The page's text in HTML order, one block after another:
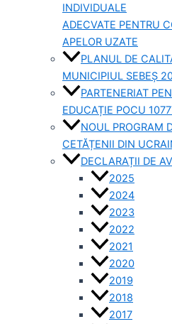
INDIVIDUALE
ADECVATE PENTRU
APELOR UZATE
PLANUL DE
MUNICIPIUL SEBEȘ
PARTENERIAT
EDUCAȚIE POCU
NOUL PROGRAM
CETĂȚENII DIN
DECLARAȚII DE
2025
2024
2023
2022
2021
2020
2019
2018
2017